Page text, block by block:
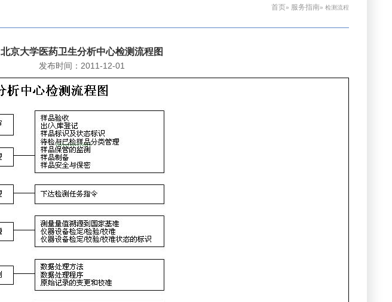
首页» 服务指南» 检测流程
北京大学医药卫生分析中心检测流程图
发布时间：2011-12-01